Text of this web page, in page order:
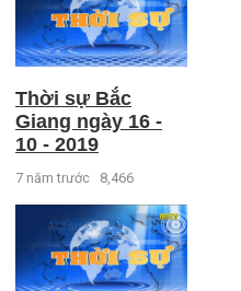
Thời sự Bắc
Giang ngày 16 -
10 - 2019
7 năm trước 8,466